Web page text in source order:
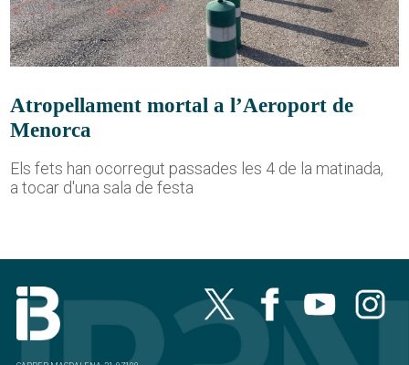
Atropellament mortal a l’Aeroport de
Menorca
Els fets han ocorregut passades les 4 de la matinada,
a tocar d'una sala de festa